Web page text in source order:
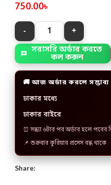
750.00৳
সরাসরি অর্ডার করতে
কল করুন
🚚 আজ অর্ডার করলে সম্ভাব্য
ঢাকার মধ্যে
ঢাকার বাইরে
⏰ সন্ধ্যা ৬টার পর অর্ডার হলে পরের
📌 শুক্রবার কুরিয়ার প্রসেস বন্ধ থাকে
Share: